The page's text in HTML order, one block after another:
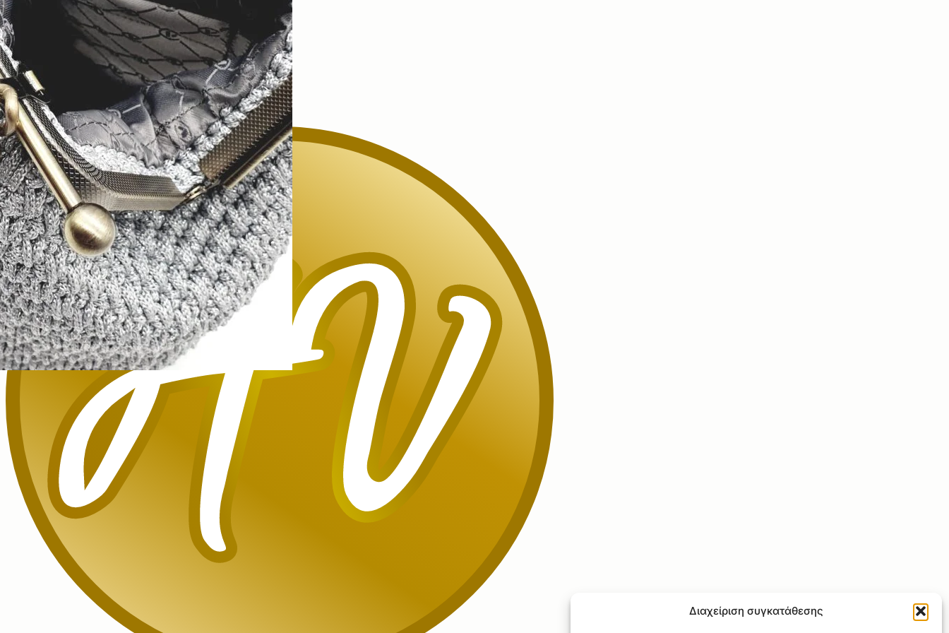
Διαχείριση συγκατάθεσης
Πληροφορίες
Επικοινωνία
Instagram
6979280079
info@hvbag.gr